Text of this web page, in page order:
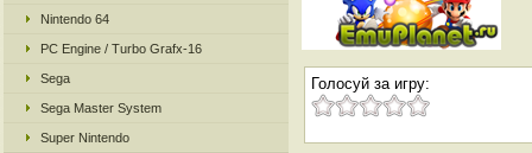
Nintendo 64
PC Engine / Turbo Grafx-16
Sega
Sega Master System
Super Nintendo
Голосуй за игру: